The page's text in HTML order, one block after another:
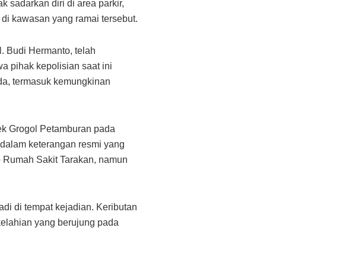
sadarkan diri di area parkir,
kawasan yang ramai tersebut.
Budi Hermanto, telah
pihak kepolisian saat ini
termasuk kemungkinan
Grogol Petamburan pada
keterangan resmi yang
Sakit Tarakan, namun
di tempat kejadian. Keributan
yang berujung pada